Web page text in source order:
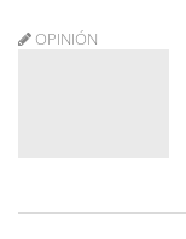
OPINIÓN